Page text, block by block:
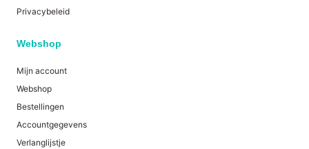
Privacybeleid
Webshop
Mijn account
Webshop
Bestellingen
Accountgegevens
Verlanglijstje